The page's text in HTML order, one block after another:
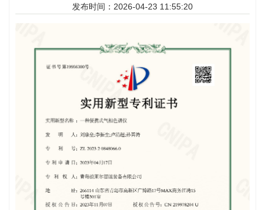
发布时间：2026-04-23 11:55:20